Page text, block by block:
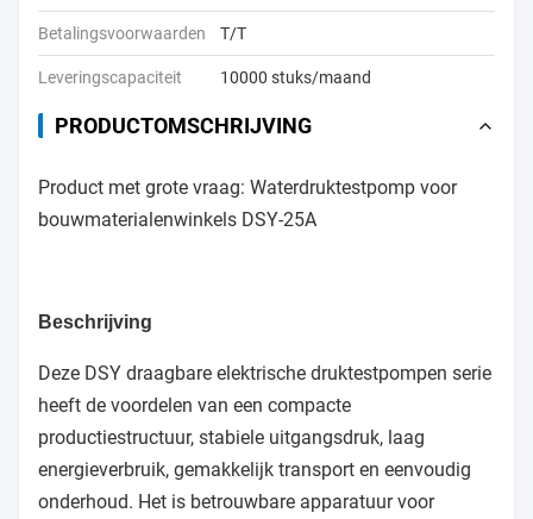
Betalingsvoorwaarden T/T
Leveringscapaciteit 10000 stuks/maand
PRODUCTOMSCHRIJVING
Product met grote vraag: Waterdruktestpomp voor
bouwmaterialenwinkels DSY-25A
Beschrijving
Deze DSY draagbare elektrische druktestpompen serie
heeft de voordelen van een compacte
productiestructuur, stabiele uitgangsdruk, laag
energieverbruik, gemakkelijk transport en eenvoudig
onderhoud. Het is betrouwbare apparatuur voor